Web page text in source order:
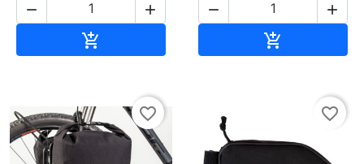
 

 

favorite_border favorite_border